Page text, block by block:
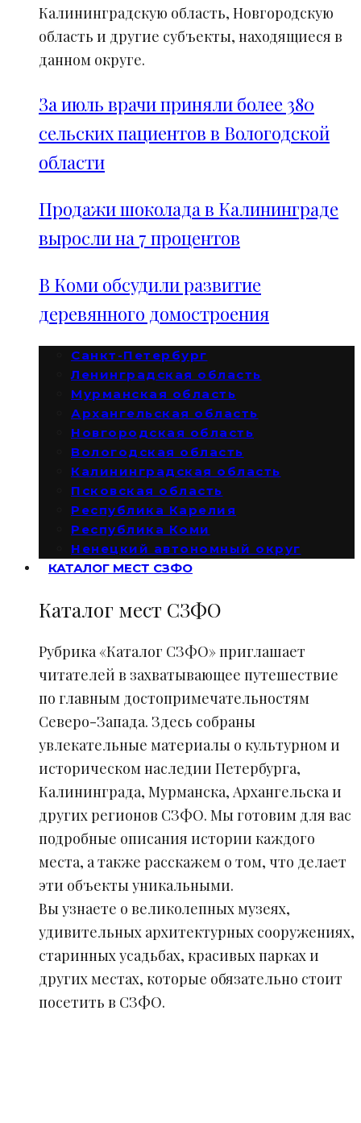
Калининградскую область, Новгородскую
область и другие субъекты, находящиеся в
данном округе.
За июль врачи приняли более 380
сельских пациентов в Вологодской
области
Продажи шоколада в Калининграде
выросли на 7 процентов
В Коми обсудили развитие
деревянного домостроения
Санкт-Петербург
Ленинградская область
Мурманская область
Архангельская область
Новгородская область
Вологодская область
Калининградская область
Псковская область
Республика Карелия
Республика Коми
Ненецкий автономный округ
КАТАЛОГ МЕСТ СЗФО
Каталог мест СЗФО
Рубрика «Каталог СЗФО» приглашает
читателей в захватывающее путешествие
по главным достопримечательностям
Северо-Запада. Здесь собраны
увлекательные материалы о культурном и
историческом наследии Петербурга,
Калининграда, Мурманска, Архангельска и
других регионов СЗФО. Мы готовим для вас
подробные описания истории каждого
места, а также расскажем о том, что делает
эти объекты уникальными.
Вы узнаете о великолепных музеях,
удивительных архитектурных сооружениях,
старинных усадьбах, красивых парках и
других местах, которые обязательно стоит
посетить в СЗФО.